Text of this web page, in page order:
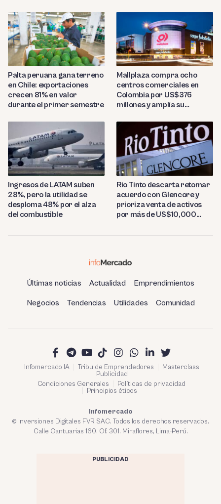
Palta peruana gana terreno
en Chile: exportaciones
crecen 81% en valor
durante el primer semestre
Mallplaza compra ocho
centros comerciales en
Colombia por US$376
millones y amplía su
Ingresos de LATAM suben
28%, pero la utilidad se
desploma 48% por el alza
del combustible
Rio Tinto descarta retomar
acuerdo con Glencore y
prioriza venta de activos
por más de US$10,000
Últimas noticias Actualidad Emprendimientos
Negocios Tendencias Utilidades Comunidad
Infomercado IA Tribu de Emprendedores
Masterclass
Publicidad
Condiciones Generales
Políticas de privacidad
Principios éticos
Infomercado
© Inversiones Digitales FVR SAC. Todos los derechos reservados.
Calle Cantuarias 160. Of. 301. Miraflores, Lima-Perú.
PUBLICIDAD